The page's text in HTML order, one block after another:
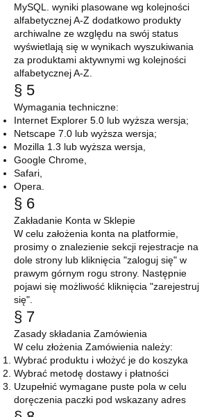
MySQL. wyniki plasowane wg kolejności
alfabetycznej A-Z dodatkowo produkty
archiwalne ze względu na swój status
wyświetlają się w wynikach wyszukiwania
za produktami aktywnymi wg kolejności
alfabetycznej A-Z.
§ 5
Wymagania techniczne:
Internet Explorer 5.0 lub wyższa wersja;
Netscape 7.0 lub wyższa wersja;
Mozilla 1.3 lub wyższa wersja,
Google Chrome,
Safari,
Opera.
§ 6
Zakładanie Konta w Sklepie
W celu założenia konta na platformie,
prosimy o znalezienie sekcji rejestracje na
dole strony lub kliknięcia "zaloguj się" w
prawym górnym rogu strony. Następnie
pojawi się możliwość kliknięcia "zarejestruj
się".
§ 7
Zasady składania Zamówienia
W celu złożenia Zamówienia należy:
Wybrać produktu i włożyć je do koszyka
Wybrać metodę dostawy i płatności
Uzupełnić wymagane puste pola w celu
doręczenia paczki pod wskazany adres